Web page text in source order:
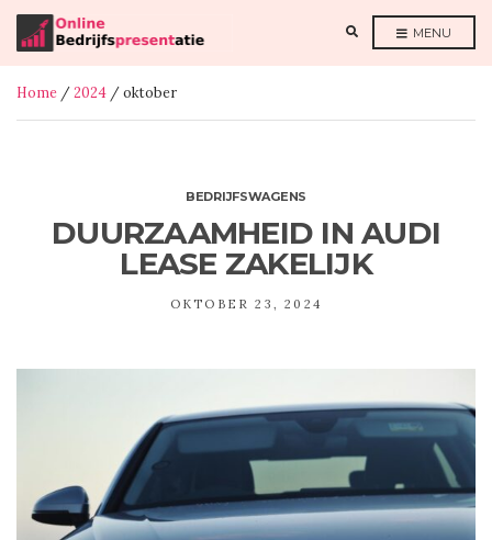
A
E
M
MENU
Home / 2024 / oktober
BEDRIJFSWAGENS
DUURZAAMHEID IN AUDI
LEASE ZAKELIJK
OKTOBER 23, 2024